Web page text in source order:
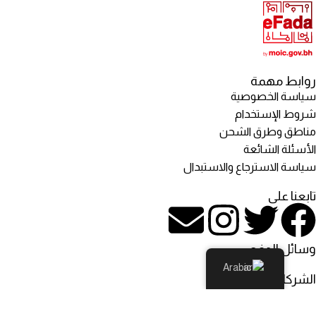
روابط مهمة
سياسة الخصوصية
شروط الإستخدام
مناطق وطرق الشحن
الأسئلة الشائعة
سياسة الاسترجاع والاستبدال
تابعنا على
وسائل الدفع
الشركاء اللوجستيين
Arabic